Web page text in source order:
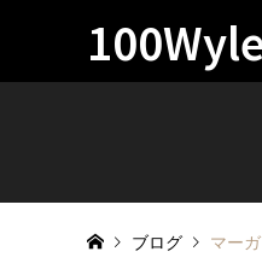
ブログ マー